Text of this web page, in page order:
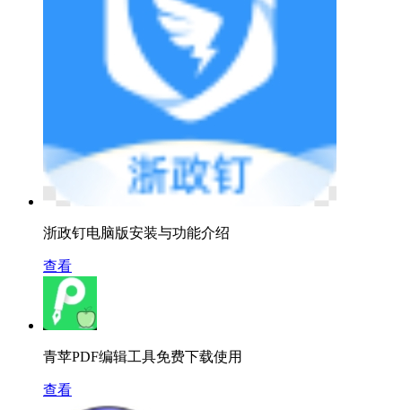
浙政钉电脑版安装与功能介绍
查看
青苹PDF编辑工具免费下载使用
查看